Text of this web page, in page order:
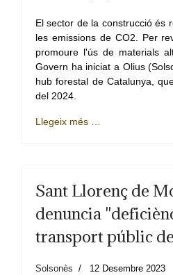
El sector de la construcció és
les emissions de CO2. Per
promoure l'ús de materials
Govern ha iniciat a Olius
hub forestal de Catalunya,
del 2024.
Llegeix més …
Sant Llorenç de
denuncia
transport públic
Solsonès 12 Desembre 2023